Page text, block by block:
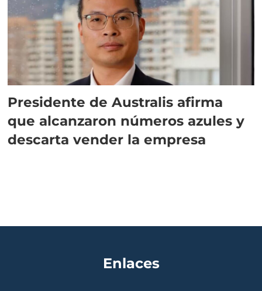
Presidente de Australis afirma
que alcanzaron números azules y
descarta vender la empresa
Enlaces